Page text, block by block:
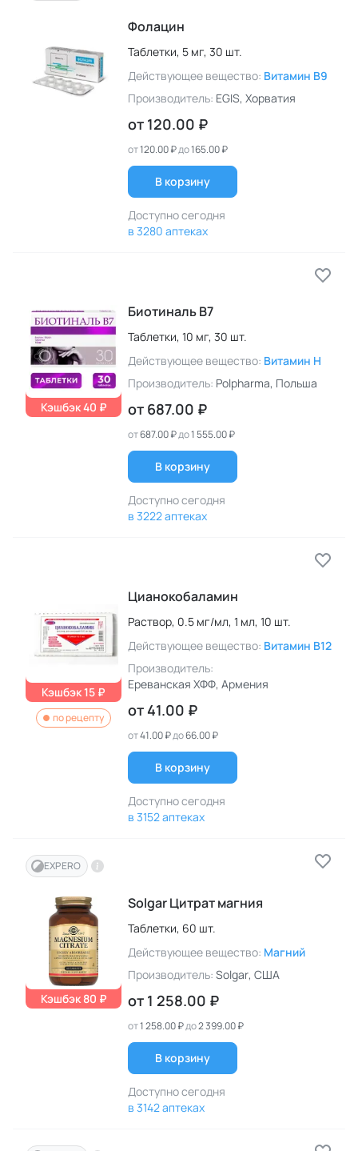
Фолацин
Таблетки, 5 мг, 30 шт.
Действующее вещество: Витамин B9
Производитель: EGIS, Хорватия
от 120.00 ₽
от120.00 ₽до165.00 ₽
В корзину
Доступно сегодня
в 3280 аптеках
Кэшбэк 40 ₽
Биотиналь B7
Таблетки, 10 мг, 30 шт.
Действующее вещество: Витамин H
Производитель: Polpharma, Польша
от 687.00 ₽
от687.00 ₽до1 555.00 ₽
В корзину
Доступно сегодня
в 3222 аптеках
Кэшбэк 15 ₽
по рецепту
Цианокобаламин
Раствор, 0.5 мг/мл, 1 мл, 10 шт.
Действующее вещество: Витамин B12
Производитель:
Ереванская ХФФ, Армения
от 41.00 ₽
от41.00 ₽до66.00 ₽
В корзину
Доступно сегодня
в 3152 аптеках
EXPERO
Кэшбэк 80 ₽
Solgar Цитрат магния
Таблетки, 60 шт.
Действующее вещество: Магний
Производитель: Solgar, США
от 1 258.00 ₽
от1 258.00 ₽до2 399.00 ₽
В корзину
Доступно сегодня
в 3142 аптеках